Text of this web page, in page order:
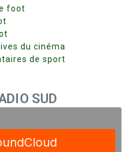
foot
du cinéma
de sport
SUD